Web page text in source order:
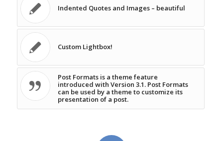
Indented Quotes and Images – beautiful
Custom Lightbox!
Post Formats is a theme feature
introduced with Version 3.1. Post Formats
can be used by a theme to customize its
presentation of a post.